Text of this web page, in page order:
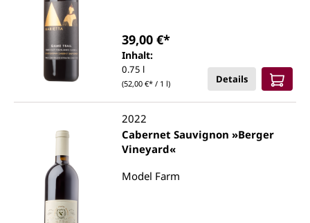
Inhalt:
0.75 l
(52,00 €* / 1 l)
39,00 €*
Details
2022
Cabernet Sauvignon »Berger
Vineyard«
Model Farm